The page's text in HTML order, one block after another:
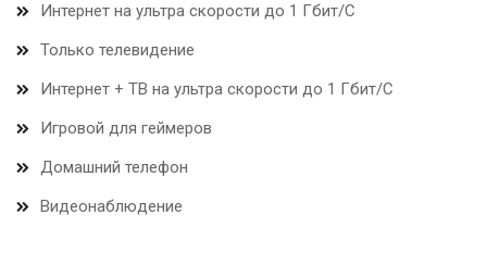
Интернет на ультра скорости до 1 Гбит/С
Только телевидение
Интернет + ТВ на ультра скорости до 1 Гбит/С
Игровой для геймеров
Домашний телефон
Видеонаблюдение